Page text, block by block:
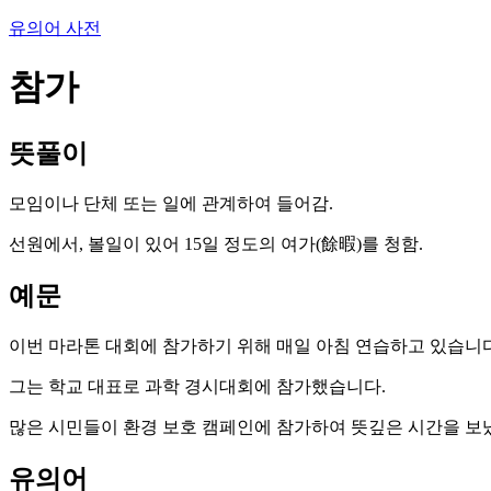
유의어 사전
참가
뜻풀이
모임이나 단체 또는 일에 관계하여 들어감.
선원에서, 볼일이 있어 15일 정도의 여가(餘暇)를 청함.
예문
이번 마라톤 대회에 참가하기 위해 매일 아침 연습하고 있습니
그는 학교 대표로 과학 경시대회에 참가했습니다.
많은 시민들이 환경 보호 캠페인에 참가하여 뜻깊은 시간을 보
유의어